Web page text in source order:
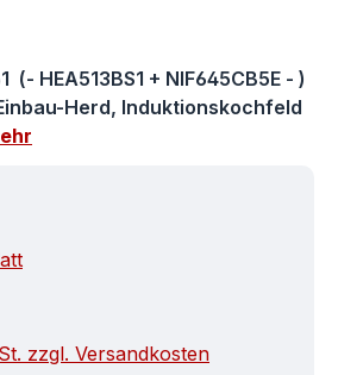
(- HEA513BS1 + NIF645CB5E - )
Herd, Induktionskochfeld
zzgl. Versandkosten